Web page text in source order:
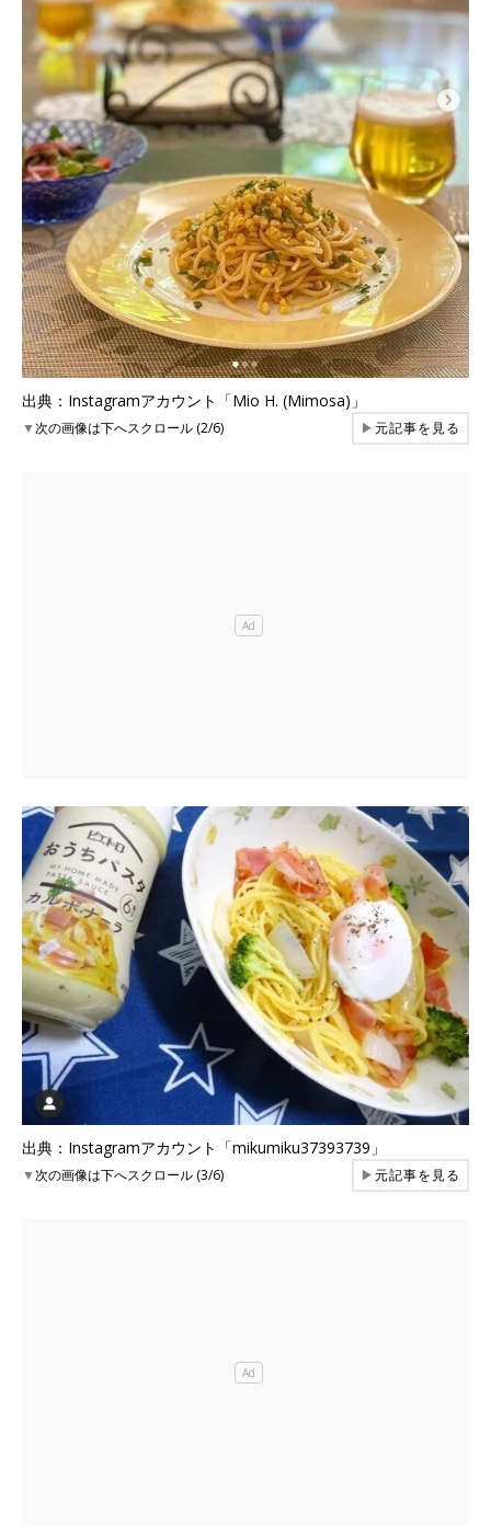
出典：Instagramアカウント「Mio H. (Mimosa)」
▼次の画像は下へスクロール (2/6) ▶元記事を見る
出典：Instagramアカウント「mikumiku37393739」
▼次の画像は下へスクロール (3/6) ▶元記事を見る